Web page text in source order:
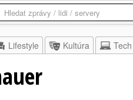
Lifestyle Kultúra Tech